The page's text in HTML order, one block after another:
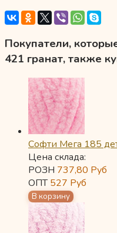
Покупатели,
421 гранат, также
Софти Мега 185
Цена склада:
РОЗН 737,80 Руб
ОПТ527 Руб